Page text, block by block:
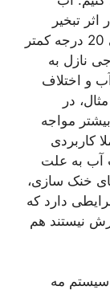
تبخیر
شدن آب خنک می شود، به میزان 10 الی 20 درجه کمتر
نازل به
و اختلاف
در
80 درصد یا بیشتر مواجه
کاربردی
آب به علت
خنک سازی،
دارد که
نیستند هم
سیستم مه